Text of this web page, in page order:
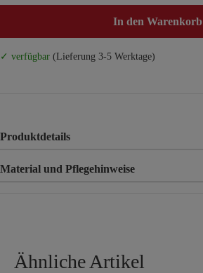
In den Warenkorb
✓ verfügbar (Lieferung 3-5 Werktage)
Produktdetails
Material und Pflegehinweise
Ähnliche Artikel